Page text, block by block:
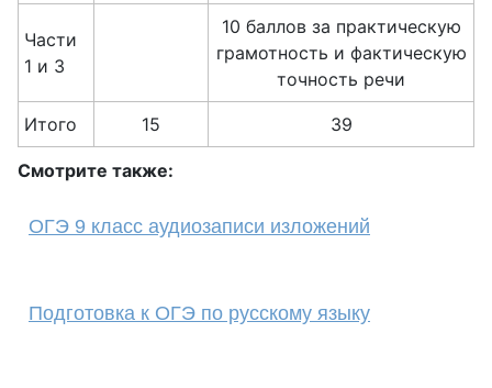
Части
1 и 3
10 баллов за практическую
грамотность и фактическую
точность речи
Итого 15 39
Смотрите также:
ОГЭ 9 класс аудиозаписи изложений
Подготовка к ОГЭ по русскому языку